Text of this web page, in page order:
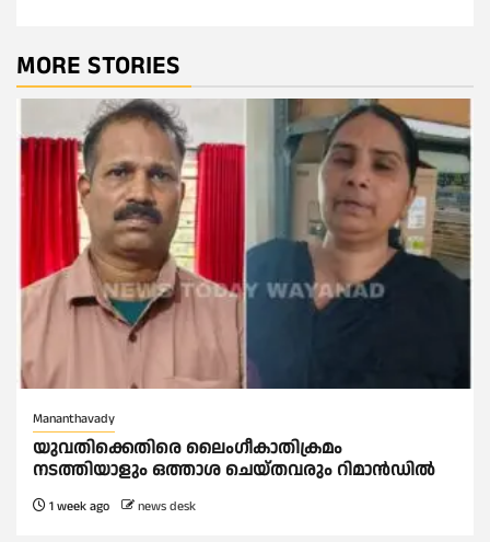
MORE STORIES
Mananthavady
യുവതിക്കെതിരെ ലൈംഗീകാതിക്രമം
നടത്തിയാളും ഒത്താശ ചെയ്തവരും റിമാൻഡിൽ
1 week ago news desk